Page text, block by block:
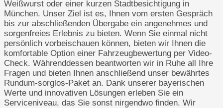
Weißwurst oder einer kurzen Stadtbesichtigung in
München. Unser Ziel ist es, Ihnen vom ersten Gespräch
bis zur abschließenden Übergabe ein angenehmes und
sorgenfreies Erlebnis zu bieten. Wenn Sie einmal nicht
persönlich vorbeischauen können, bieten wir Ihnen die
komfortable Option einer Fahrzeugbewertung per Video-
Check. Währenddessen beantworten wir in Ruhe all Ihre
Fragen und bieten Ihnen anschließend unser bewährtes
Rundum-sorglos-Paket an. Dank unserer bayerischen
Werte und innovativen Lösungen erleben Sie ein
Serviceniveau, das Sie sonst nirgendwo finden. Wir